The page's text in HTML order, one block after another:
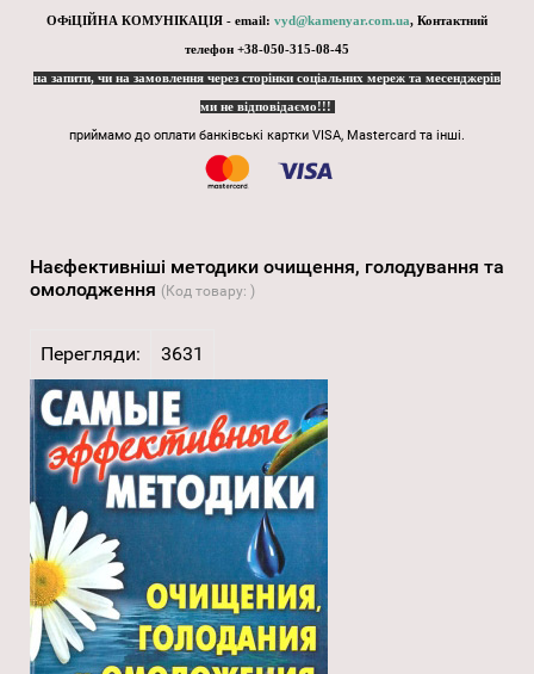
ОФіЦІЙНА КОМУНІКАЦІЯ - email: vyd@kamenyar.com.ua, Контактний
телефон +38-050-315-08-45
на запити, чи на замовлення через сторінки соціальних мереж та месенджерів
ми не відповідаємо!!!
приймамо до оплати банківські картки VISA, Mastercard та інші.
Наєфективніші методики очищення, голодування та
омолодження (Код товару: )
Перегляди: 3631